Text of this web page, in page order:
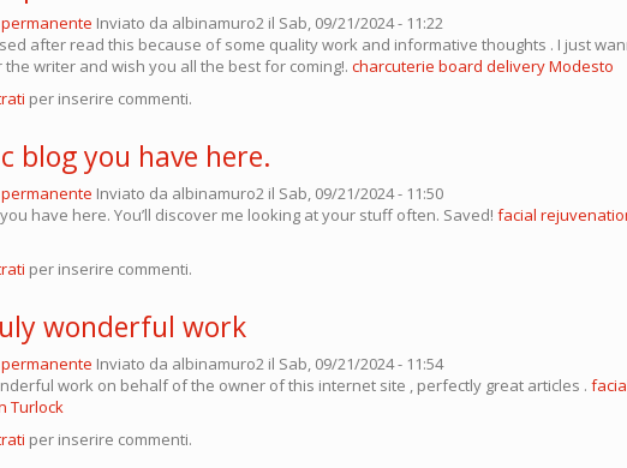
Inviato da albinamuro2 il Sab, 09/21/2024 - 11:22
after read this because of some quality work and informative thoughts . I just
writer and wish you all the best for coming!. charcuterie board delivery Modesto
per inserire commenti.
blog you have here.
Inviato da albinamuro2 il Sab, 09/21/2024 - 11:50
have here. You’ll discover me looking at your stuff often. Saved! facial
per inserire commenti.
wonderful work
Inviato da albinamuro2 il Sab, 09/21/2024 - 11:54
work on behalf of the owner of this internet site , perfectly great articles .
Turlock
per inserire commenti.